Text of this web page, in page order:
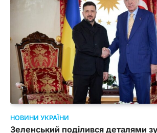
НОВИНИ УКРАЇНИ
Зеленський поділився деталями